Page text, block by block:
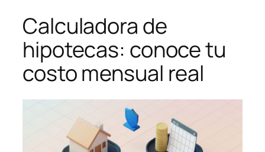
Calculadora de
hipotecas: conoce tu
costo mensual real